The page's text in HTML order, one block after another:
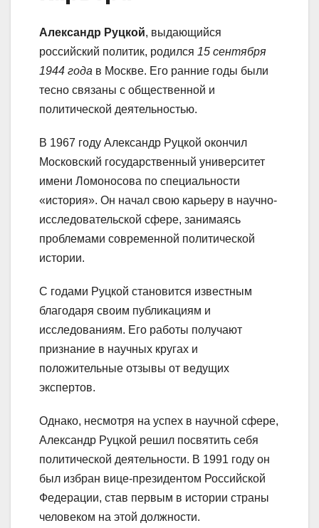
Александр Руцкой, выдающийся
российский политик, родился 15 сентября
1944 года в Москве. Его ранние годы были
тесно связаны с общественной и
политической деятельностью.
В 1967 году Александр Руцкой окончил
Московский государственный университет
имени Ломоносова по специальности
«история». Он начал свою карьеру в научно-
исследовательской сфере, занимаясь
проблемами современной политической
истории.
С годами Руцкой становится известным
благодаря своим публикациям и
исследованиям. Его работы получают
признание в научных кругах и
положительные отзывы от ведущих
экспертов.
Однако, несмотря на успех в научной сфере,
Александр Руцкой решил посвятить себя
политической деятельности. В 1991 году он
был избран вице-президентом Российской
Федерации, став первым в истории страны
человеком на этой должности.